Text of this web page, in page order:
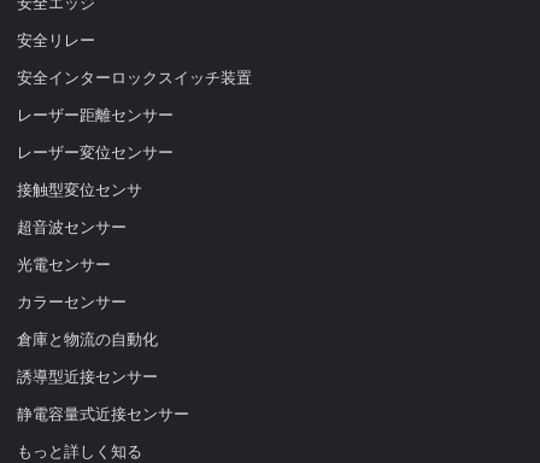
安全リレー
安全インターロックスイッチ装置
レーザー距離センサー
レーザー変位センサー
接触型変位センサ
超音波センサー
光電センサー
カラーセンサー
倉庫と物流の自動化
誘導型近接センサー
静電容量式近接センサー
もっと詳しく知る